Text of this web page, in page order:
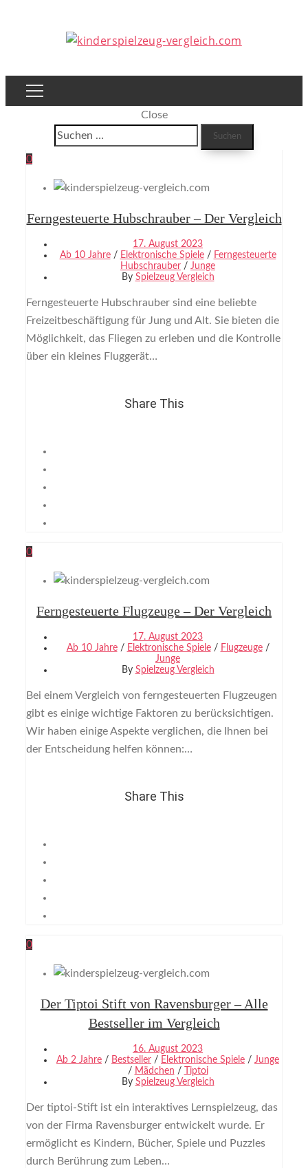
Close
Suchen
nach:
Blog
Blog
0
Ferngesteuerte Hubschrauber – Der Vergleich
17. August 2023
Ab 10 Jahre/ Elektronische Spiele/ Ferngesteuerte
Hubschrauber / Junge
By Spielzeug Vergleich
Ferngesteuerte Hubschrauber sind eine beliebte
Freizeitbeschäftigung für Jung und Alt. Sie bieten die
Möglichkeit, das Fliegen zu erleben und die Kontrolle
über ein kleines Fluggerät…
Share This
0
Ferngesteuerte Flugzeuge – Der Vergleich
17. August 2023
Ab 10 Jahre/ Elektronische Spiele/ Flugzeuge/
Junge
By Spielzeug Vergleich
Bei einem Vergleich von ferngesteuerten Flugzeugen
gibt es einige wichtige Faktoren zu berücksichtigen.
Wir haben einige Aspekte verglichen, die Ihnen bei
der Entscheidung helfen können:…
Share This
0
Der Tiptoi Stift von Ravensburger – Alle
Bestseller im Vergleich
16. August 2023
Ab 2 Jahre / Bestseller / Elektronische Spiele / Junge
/ Mädchen /
Tiptoi
By Spielzeug Vergleich
Der tiptoi-Stift ist ein interaktives Lernspielzeug, das
von der Firma Ravensburger entwickelt wurde. Er
ermöglicht es Kindern, Bücher, Spiele und Puzzles
durch Berührung zum Leben…